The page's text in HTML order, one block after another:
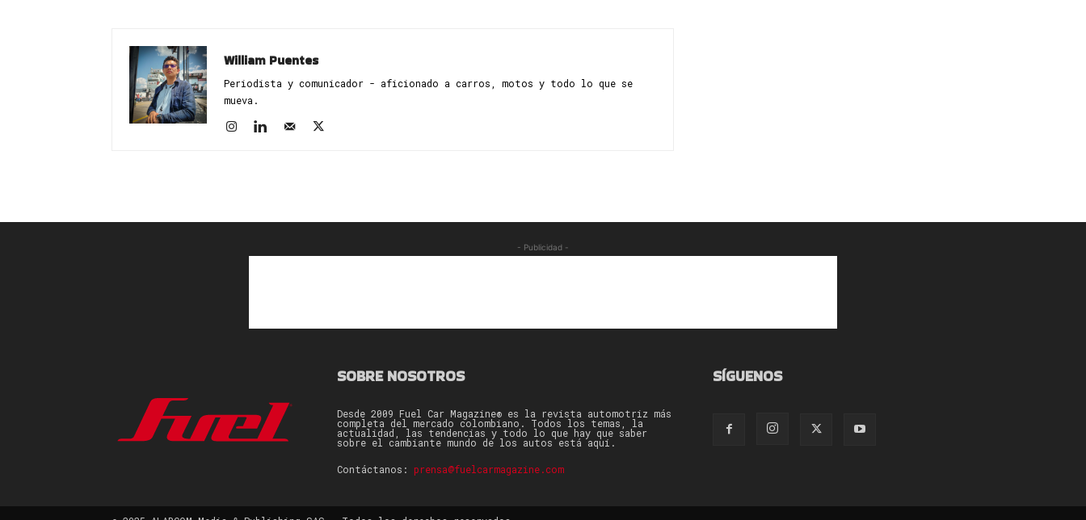
William Puentes
Periodista y comunicador - aficionado a carros, motos y todo lo que se
mueva.
- Publicidad -
SOBRE NOSOTROS
Desde 2009 Fuel Car Magazine® es la revista automotriz más
completa del mercado colombiano. Todos los temas, la
actualidad, las tendencias y todo lo que hay que saber
sobre el cambiante mundo de los autos está aquí.
Contáctanos: prensa@fuelcarmagazine.com
SÍGUENOS